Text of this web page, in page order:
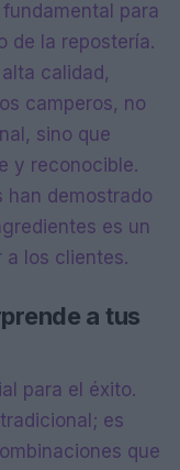
para
de la repostería.
calidad,
camperos, no
sino que
y reconocible.
han demostrado
es un
a los clientes.
a tus
para el éxito.
es
que